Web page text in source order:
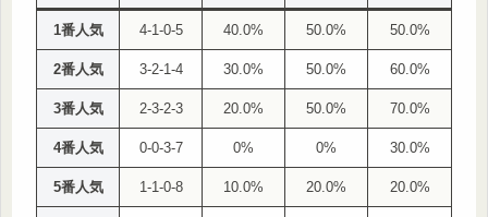
1番人気 4-1-0-5 40.0% 50.0% 50.0%
2番人気 3-2-1-4 30.0% 50.0% 60.0%
3番人気 2-3-2-3 20.0% 50.0% 70.0%
4番人気 0-0-3-7 0% 0% 30.0%
5番人気 1-1-0-8 10.0% 20.0% 20.0%